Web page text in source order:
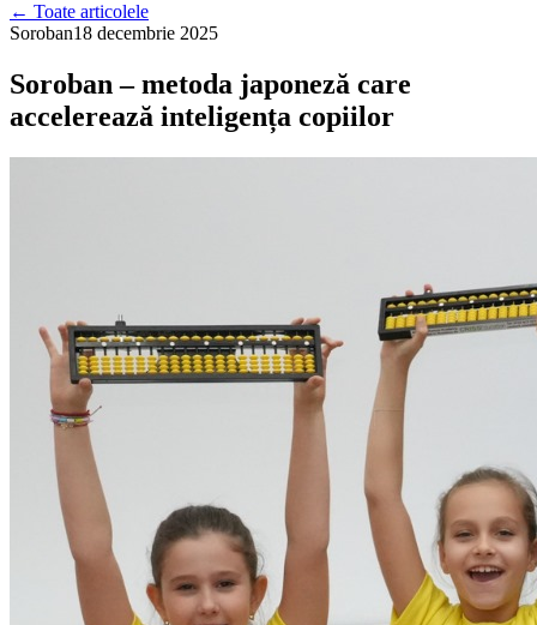
← Toate articolele
Soroban18 decembrie 2025
Soroban – metoda japoneză care
accelerează inteligența copiilor